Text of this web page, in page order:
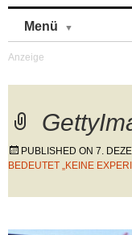
Menü
PUBLISHED ON 7.
BEDEUTET „KEINE